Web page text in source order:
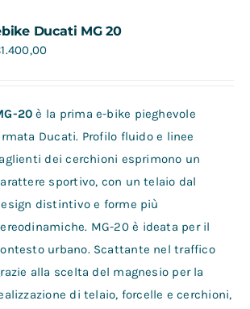
Ducati MG 20
1.400,00
20 è la prima e-bike pieghevole
Ducati. Profilo fluido e linee
dei cerchioni esprimono un
sportivo, con un telaio dal
distintivo e forme più
MG-20 è ideata per il
urbano. Scattante nel traffico
alla scelta del magnesio per la
di telaio, forcelle e cerchioni,